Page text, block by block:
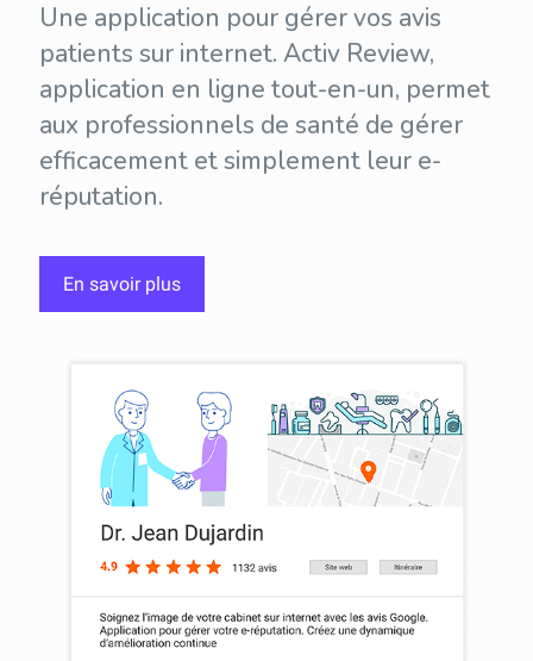
Une application pour gérer vos avis
patients sur internet. Activ Review,
application en ligne tout-en-un, permet
aux professionnels de santé de gérer
efficacement et simplement leur e-
réputation.
En savoir plus